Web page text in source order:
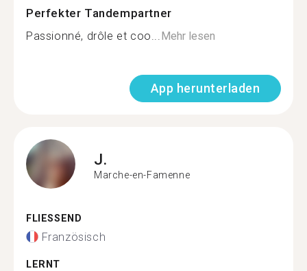
Perfekter Tandempartner
Passionné, drôle et coo...Mehr lesen
App herunterladen
J.
Marche-en-Famenne
FLIESSEND
Französisch
LERNT